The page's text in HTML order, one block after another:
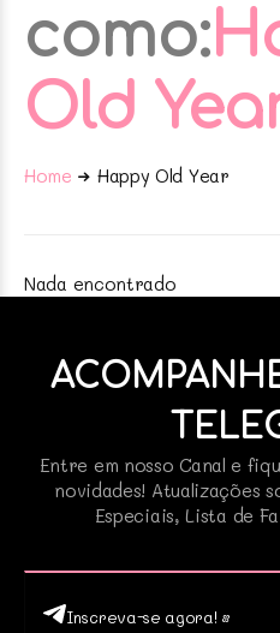
como:
Old
Home Happy Old Year
Nada encontrado
Entre em nosso Canal e
novidades! Atualizações
Especiais, Lista de
Inscreva-se agora! •